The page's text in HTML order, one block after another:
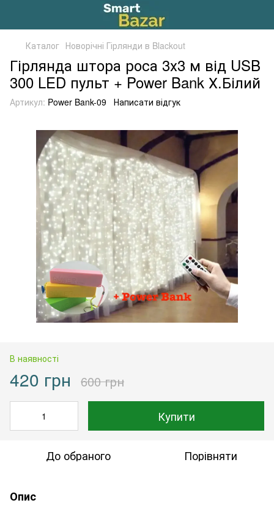
Каталог Новорічні Гірлянди в Blackout
Гірлянда штора роса 3х3 м від USB
300 LED пульт + Power Bank Х.Білий
Артикул: Power Bank-09 Написати відгук
В наявності
420 грн 600 грн
Купити
До обраного Порівняти
Опис